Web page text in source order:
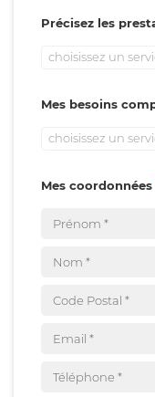
Précisez les
choisissez un
Mes besoins
choisissez un
Mes coordonnées